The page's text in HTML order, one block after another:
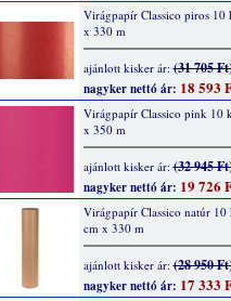
Virágpapír Classico piros 10
x 330 m
ajánlott kisker ár:(31 705
nagyker nettó ár: 18 593
Virágpapír Classico pink 10
x 350 m
ajánlott kisker ár:(32 945
nagyker nettó ár: 19 726
Virágpapír Classico natúr 10
cm x 330 m
ajánlott kisker ár:(28 950
nagyker nettó ár: 17 333